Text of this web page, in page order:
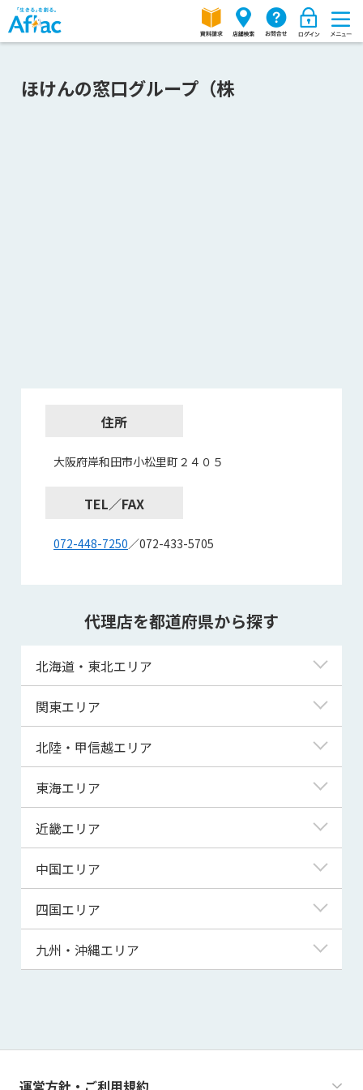
ほけんの窓口グループ（株
住所
大阪府岸和田市小松里町２４０５
TEL／FAX
072-448-7250／072-433-5705
代理店を都道府県から探す
北海道・東北エリア
北海道
青森県
宮城県
秋田県
山形県
関東エリア
東京都
神奈川県
埼玉県
千葉県
茨城県
群馬県
北陸・甲信越エリア
新潟県
富山県
福井県
山梨県
長野県
東海エリア
岐阜県
静岡県
三重県
近畿エリア
滋賀県
京都府
大阪府
兵庫県
和歌山県
中国エリア
鳥取県
島根県
山口県
四国エリア
徳島県
高知県
九州・沖縄エリア
運営方針・ご利用規約